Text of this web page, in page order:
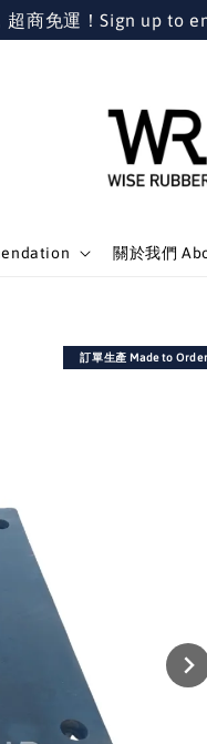
超商免運！Sign up to
關於我們
訂單生產 Made to Order